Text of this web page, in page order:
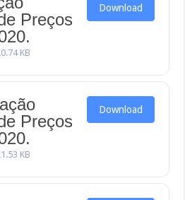
Preços
KB
Download
Preços
KB
Download